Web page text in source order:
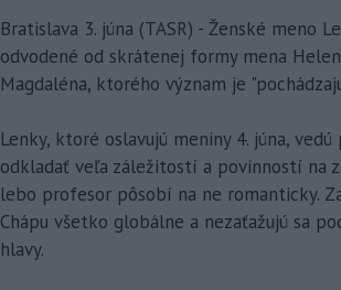
Bratislava 3. júna (TASR) - Ženské meno
odvodené od skrátenej formy mena
Magdaléna, ktorého význam je
Lenky, ktoré oslavujú meniny 4. júna,
odkladať veľa záležitostí a povinností na
lebo profesor pôsobí na ne romanticky.
Chápu všetko globálne a nezaťažujú sa
hlavy.